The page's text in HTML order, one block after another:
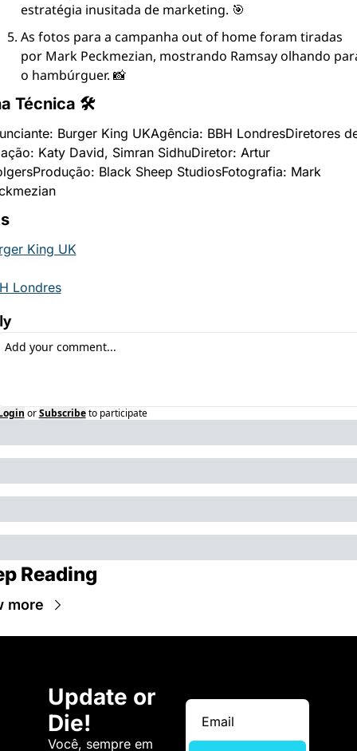
estratégia inusitada de marketing. 🎯
As fotos para a campanha out of home foram tiradas
por Mark Peckmezian, mostrando Ramsay olhando
o hambúrguer. 📸
Técnica 🛠
Burger King UKAgência: BBH LondresDiretores
Katy David, Simran SidhuDiretor: Artur
Produção: Black Sheep StudiosFotografia: Mark
King UK
Londres
or Subscribe to participate
Reading
more
Update or
Die!
Você, sempre em